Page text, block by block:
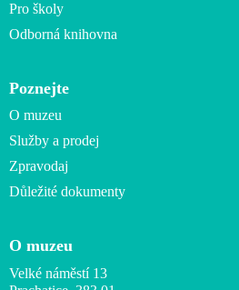
Pro školy
Odborná knihovna
Poznejte
O muzeu
Služby a prodej
Zpravodaj
Důležité dokumenty
O muzeu
Velké náměstí 13